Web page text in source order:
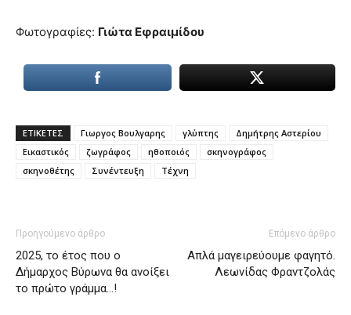
Φωτογραφίες: Γιώτα Εφραιμίδου
ΕΤΙΚΕΤΕΣ Γιωργος Βουλγαρης γλύπτης
Δημήτρης Αστερίου
Εικαστικός
ζωγράφος ηθοποιός
σκηνογράφος
σκηνοθέτης
Συνέντευξη Τέχνη
Προηγούμενο άρθρο
2025, το έτος που ο
Δήμαρχος Βύρωνα θα ανοίξει
το πρώτο γράμμα…!
Επόμενο άρθρο
Απλά μαγειρεύουμε φαγητό.
Λεωνίδας Φραντζολάς